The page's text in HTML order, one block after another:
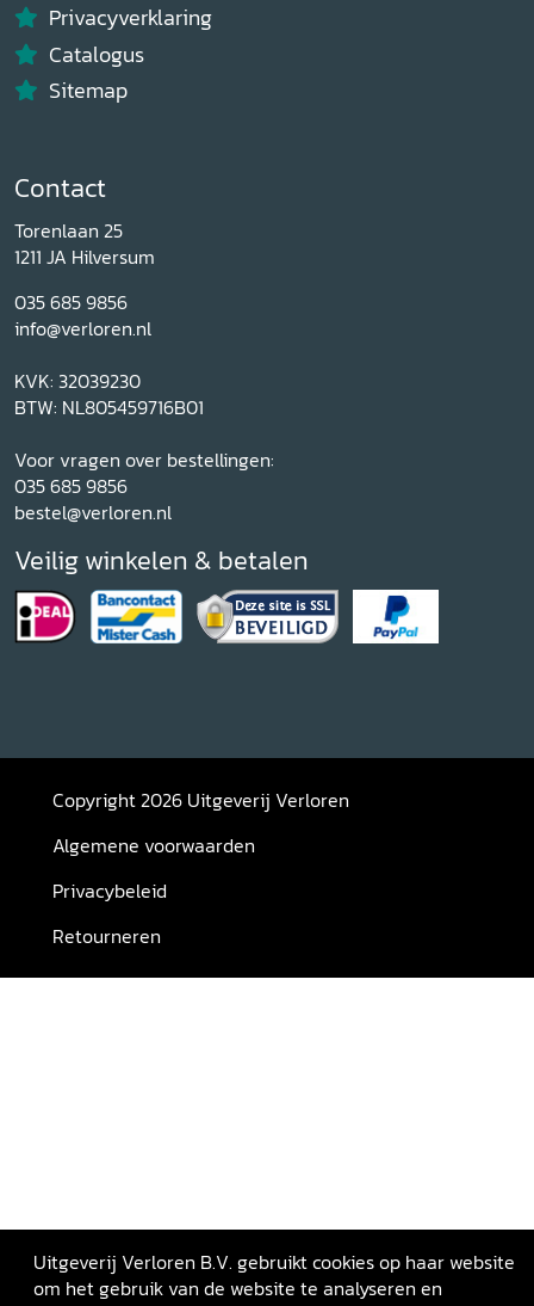
Privacyverklaring
Catalogus
Sitemap
Contact
Torenlaan 25
1211 JA Hilversum
035 685 9856
info@verloren.nl
KVK: 32039230
BTW: NL805459716B01
Voor vragen over bestellingen:
035 685 9856
bestel@verloren.nl
Veilig winkelen & betalen
Copyright 2026 Uitgeverij Verloren
Algemene voorwaarden
Privacybeleid
Retourneren
Uitgeverij Verloren B.V. gebruikt cookies op haar website
om het gebruik van de website te analyseren en